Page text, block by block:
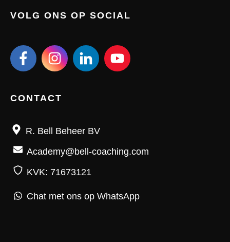
VOLG ONS OP SOCIAL
CONTACT
R. Bell Beheer BV
Academy@bell-coaching.com
KVK: 71673121
Chat met ons op WhatsApp